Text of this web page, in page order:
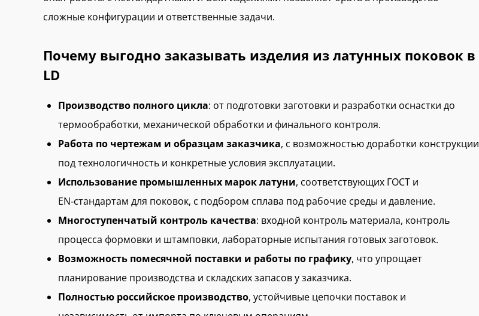
сложные конфигурации и ответственные задачи.
Почему выгодно заказывать изделия из латунных поковок в
LD
Производство полного цикла: от подготовки заготовки и разработки оснастки до
термообработки, механической обработки и финального контроля.
Работа по чертежам и образцам заказчика, с возможностью доработки конструкции
под технологичность и конкретные условия эксплуатации.
Использование промышленных марок латуни, соответствующих ГОСТ и
EN‑стандартам для поковок, с подбором сплава под рабочие среды и давление.
Многоступенчатый контроль качества: входной контроль материала, контроль
процесса формовки и штамповки, лабораторные испытания готовых заготовок.
Возможность помесячной поставки и работы по графику, что упрощает
планирование производства и складских запасов у заказчика.
Полностью российское производство, устойчивые цепочки поставок и